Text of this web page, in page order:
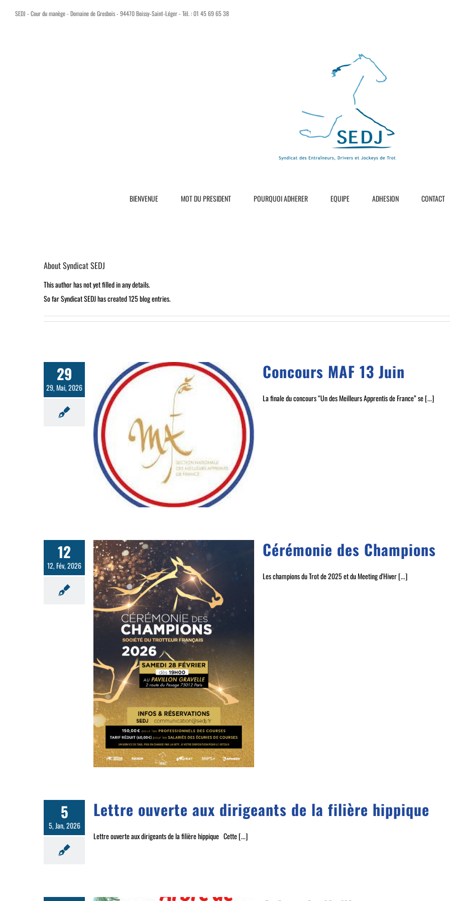
SEDJ - Cour du manège - Domaine de Grosbois - 94470 Boissy-Saint-Léger - Tél. : 01 45 69 65 38
BIENVENUE MOT DU PRESIDENT POURQUOI ADHERER EQUIPE ADHESION CONTACT
AboutSyndicat SEDJ
This author has not yet filled in any details.
So far Syndicat SEDJ has created 125 blog entries.
29
29, Mai, 2026
Concours MAF 13 Juin
La finale du concours “Un des Meilleurs Apprentis de France” se [...]
12
12, Fév, 2026
Cérémonie des Champions
Les champions du Trot de 2025 et du Meeting d'Hiver [...]
5
5, Jan, 2026
Lettre ouverte aux dirigeants de la filière hippique
Lettre ouverte aux dirigeants de la filière hippique Cette [...]